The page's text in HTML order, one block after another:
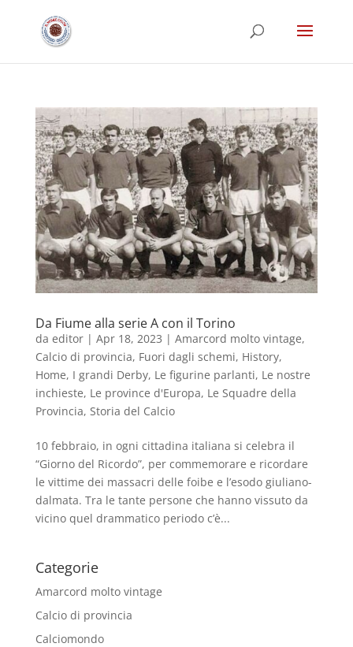
Da Fiume alla serie A con il Torino
da editor| Apr 18, 2023 | Amarcord molto vintage,
Calcio di provincia, Fuori dagli schemi, History,
Home, I grandi Derby, Le figurine parlanti, Le nostre
inchieste, Le province d'Europa, Le Squadre della
Provincia, Storia del Calcio
10 febbraio, in ogni cittadina italiana si celebra il
“Giorno del Ricordo”, per commemorare e ricordare
le vittime dei massacri delle foibe e l’esodo giuliano-
dalmata. Tra le tante persone che hanno vissuto da
vicino quel drammatico periodo c’è...
Categorie
Amarcord molto vintage
Calcio di provincia
Calciomondo